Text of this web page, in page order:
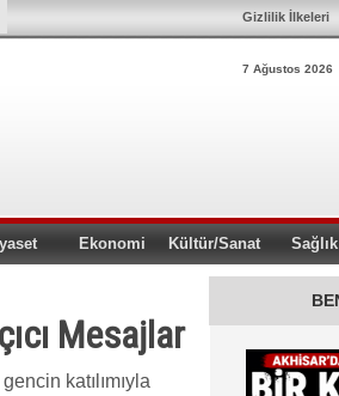
Gizlilik İlkeleri
7 Ağustos 2026
Ekonomi Kültür/Sanat Sağlık
Mesajlar
katılımıyla